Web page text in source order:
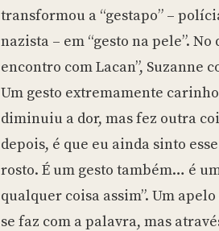
transformou a “gestapo” –
nazista – em “gesto na pele”.
encontro com Lacan”, Suzanne
Um gesto extremamente
diminuiu a dor, mas fez outra
depois, é que eu ainda sinto
rosto. É um gesto também… é
qualquer coisa assim”. Um
se faz com a palavra, mas